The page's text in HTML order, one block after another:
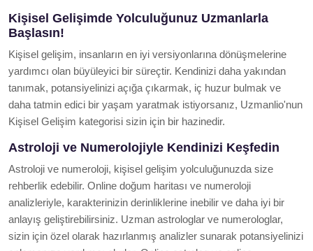
Kişisel Gelişimde Yolculuğunuz Uzmanlarla
Başlasın!
Kişisel gelişim, insanların en iyi versiyonlarına dönüşmelerine
yardımcı olan büyüleyici bir süreçtir. Kendinizi daha yakından
tanımak, potansiyelinizi açığa çıkarmak, iç huzur bulmak ve
daha tatmin edici bir yaşam yaratmak istiyorsanız, Uzmanlio'nun
Kişisel Gelişim kategorisi sizin için bir hazinedir.
Astroloji ve Numerolojiyle Kendinizi Keşfedin
Astroloji ve numeroloji, kişisel gelişim yolculuğunuzda size
rehberlik edebilir. Online doğum haritası ve numeroloji
analizleriyle, karakterinizin derinliklerine inebilir ve daha iyi bir
anlayış geliştirebilirsiniz. Uzman astrologlar ve numerologlar,
sizin için özel olarak hazırlanmış analizler sunarak potansiyelinizi